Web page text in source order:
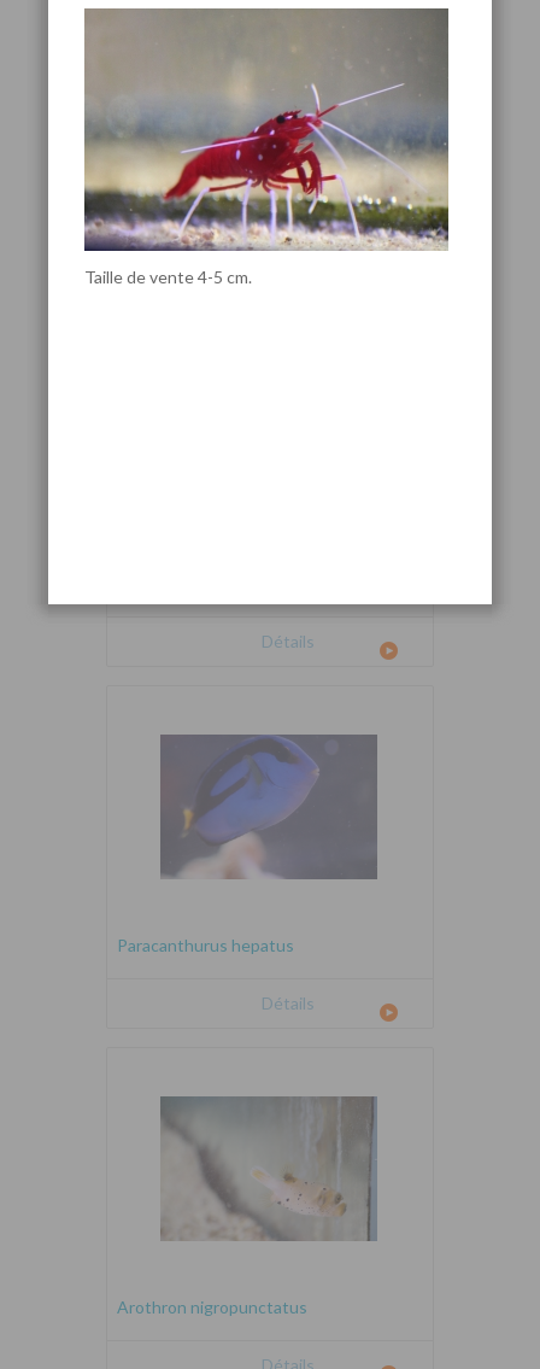
Canthigaster valentini
Détails
Paracanthurus hepatus
Détails
Arothron nigropunctatus
Détails
Taille de vente 4-5 cm.